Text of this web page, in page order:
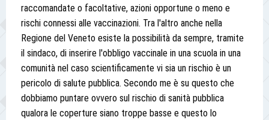
raccomandate o facoltative, azioni opportune o meno e
rischi connessi alle vaccinazioni. Tra l'altro anche nella
Regione del Veneto esiste la possibilità da sempre, tramite
il sindaco, di inserire l'obbligo vaccinale in una scuola in una
comunità nel caso scientificamente vi sia un rischio è un
pericolo di salute pubblica. Secondo me è su questo che
dobbiamo puntare ovvero sul rischio di sanità pubblica
qualora le coperture siano troppe basse e questo lo